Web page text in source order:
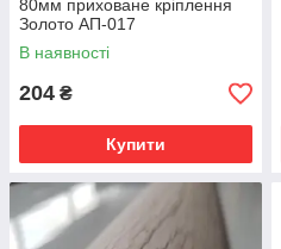
80мм приховане кріплення
Золото АП-017
В наявності
204 ₴
Купити